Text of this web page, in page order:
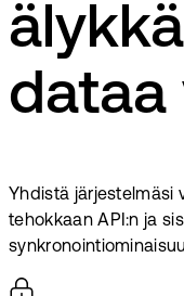
dataa
Yhdistä järjestelmäsi
tehokkaan API:n ja